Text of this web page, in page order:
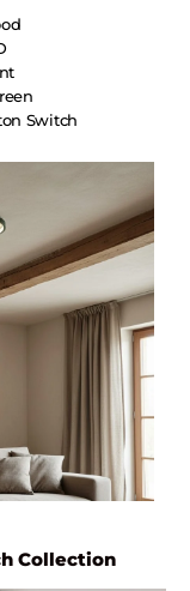
Switch
Collection